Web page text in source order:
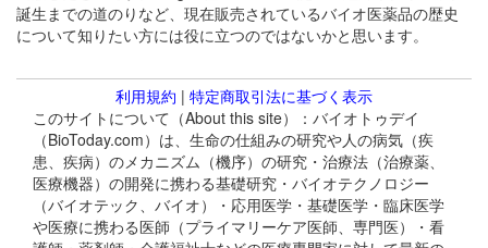
誕生までの道のりなど、現在販売されているバイオ医薬品の歴史
について知りたい方には役に立つのではないかと思います。
利用規約 | 特定商取引法に基づく表示
このサイトについて（About this site）：バイオトゥデイ
（BioToday.com）は、生命の仕組みの研究や人の病気（疾
患、疾病）のメカニズム（機序）の研究・治療法（治療薬、
医療機器）の開発に携わる基礎研究・バイオテクノロジー
（バイオテック、バイオ）・応用医学・基礎医学・臨床医学
や医療に携わる医師（プライマリーケア医師、専門医）・看